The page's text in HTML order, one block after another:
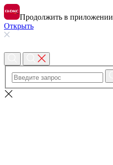
Продолжить в приложении
Открыть